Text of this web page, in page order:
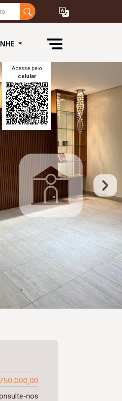
Acesse pelo
celular
750.000,00
nos